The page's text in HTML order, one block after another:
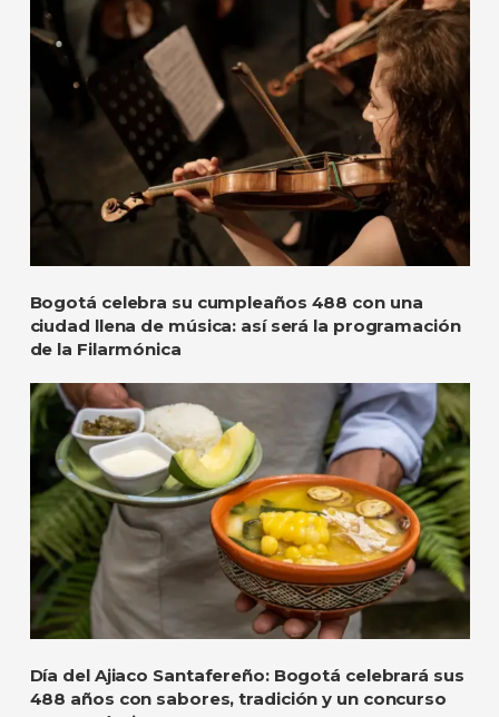
Bogotá celebra su cumpleaños 488 con una
ciudad llena de música: así será la programación
de la Filarmónica
Día del Ajiaco Santafereño: Bogotá celebrará sus
488 años con sabores, tradición y un concurso